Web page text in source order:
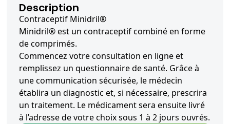
Description
Contraceptif Minidril®
Minidril® est un contraceptif combiné en forme
de comprimés.
Commencez votre consultation en ligne et
remplissez un questionnaire de santé. Grâce à
une communication sécurisée, le médecin
établira un diagnostic et, si nécessaire, prescrira
un traitement. Le médicament sera ensuite livré
à l’adresse de votre choix sous 1 à 2 jours ouvrés.